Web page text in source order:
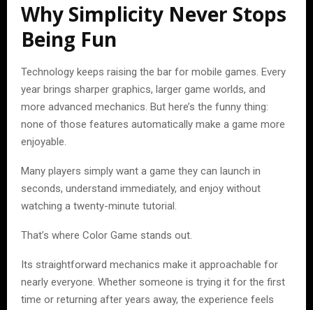
Why Simplicity Never Stops
Being Fun
Technology keeps raising the bar for mobile games. Every
year brings sharper graphics, larger game worlds, and
more advanced mechanics. But here’s the funny thing:
none of those features automatically make a game more
enjoyable.
Many players simply want a game they can launch in
seconds, understand immediately, and enjoy without
watching a twenty-minute tutorial.
That’s where Color Game stands out.
Its straightforward mechanics make it approachable for
nearly everyone. Whether someone is trying it for the first
time or returning after years away, the experience feels